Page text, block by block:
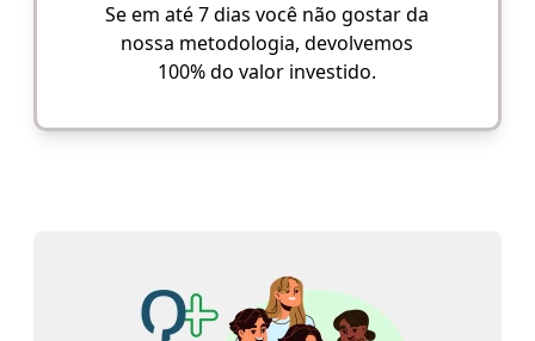
Se em até 7 dias você não gostar da
nossa metodologia, devolvemos
100% do valor investido.